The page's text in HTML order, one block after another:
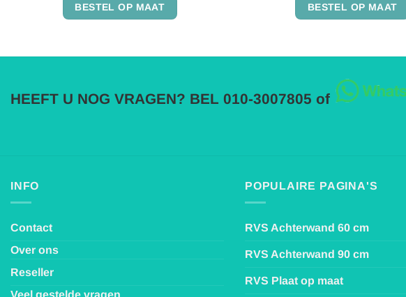
BESTEL OP MAAT BESTEL OP MAAT
HEEFT U NOG VRAGEN? BEL 010-3007805 of
INFO
Contact
Over ons
Reseller
POPULAIRE PAGINA'S
RVS Achterwand 60 cm
RVS Achterwand 90 cm
RVS Plaat op maat